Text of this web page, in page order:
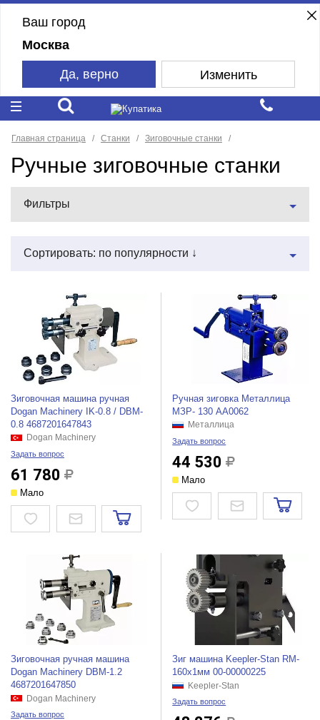
Ваш город
Москва
Да, верно Изменить
Главная страница Станки Зиговочные станки
Ручные зиговочные станки
Фильтры
Сортировать: по популярности ↓
Зиговочная машина ручная
Dogan Machinery IK-0.8 / DBM-
0.8 4687201647843
Dogan Machinery
Задать вопрос
61 780
Мало
Ручная зиговка Металлица
МЗР- 130 АА0062
Металлица
Задать вопрос
44 530
Мало
Зиговочная ручная машина
Dogan Machinery DBM-1.2
4687201647850
Dogan Machinery
Задать вопрос
Зиг машина Keepler-Stan RM-
160x1мм 00-00000225
Keepler-Stan
Задать вопрос